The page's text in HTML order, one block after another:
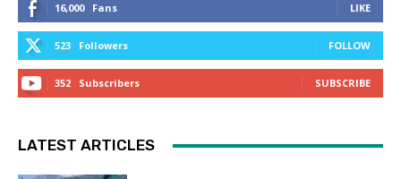
16,000 Fans LIKE
523 Followers FOLLOW
352 Subscribers SUBSCRIBE
LATEST ARTICLES